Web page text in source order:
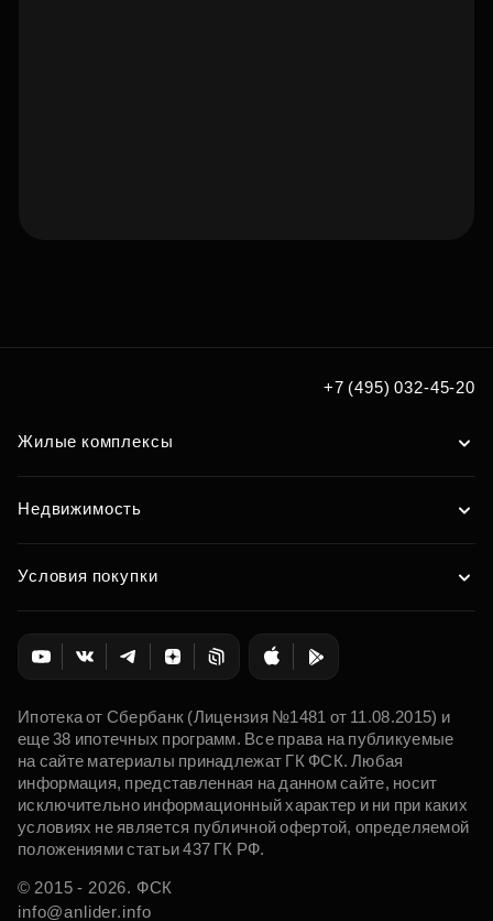
+7 (495) 032-45-20
Жилые комплексы
Недвижимость
Условия покупки
Ипотека от Сбербанк (Лицензия №1481 от 11.08.2015) и
еще 38 ипотечных программ. Все права на публикуемые
на сайте материалы принадлежат ГК ФСК. Любая
информация, представленная на данном сайте, носит
исключительно информационный характер и ни при каких
условиях не является публичной офертой, определяемой
положениями статьи 437 ГК РФ.
© 2015 - 2026. ФСК
info@anlider.info